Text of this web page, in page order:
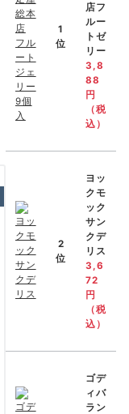
1
位
店フ
ルー
トゼ
リー
3,8
88
円
（税
込）
2
位
ヨッ
クモ
ック
サン
クデ
リス
3,6
72
円
（税
込）
ゴデ
ィバ
ラン